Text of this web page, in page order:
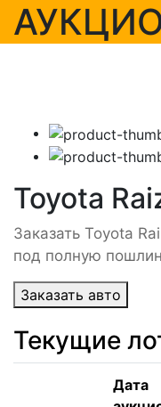
Toyota
Заказать Toyota
под полную
Заказать авто
Текущие
Дата